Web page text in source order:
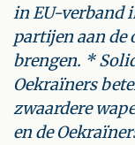
in EU-verband
partijen aan de
brengen. *
Oekraïners
zwaardere
en de